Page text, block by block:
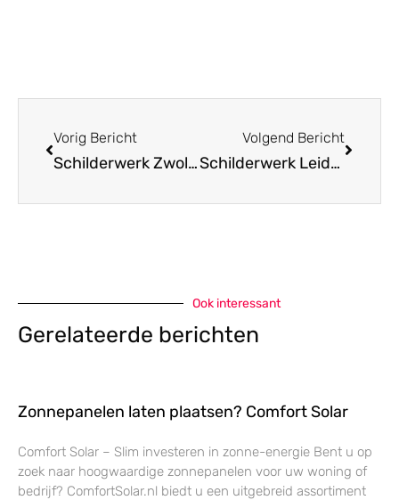
Vorig Bericht
Schilderwerk Zwolle
Volgend Bericht
Schilderwerk Leiden
Ook interessant
Gerelateerde berichten
Zonnepanelen laten plaatsen? Comfort Solar
Comfort Solar – Slim investeren in zonne-energie Bent u op
zoek naar hoogwaardige zonnepanelen voor uw woning of
bedrijf? ComfortSolar.nl biedt u een uitgebreid assortiment